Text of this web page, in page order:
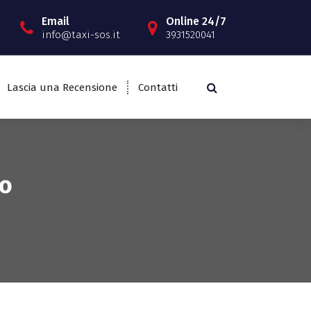
Email
info@taxi-sos.it
Online 24/7
3931520041
Lascia una Recensione Contatti